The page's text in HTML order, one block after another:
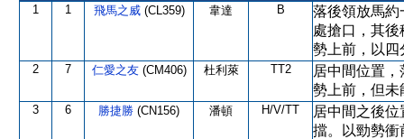
1
1 飛馬之威 (CL359) 韋達 B
落後領放馬約
處搶口，其
勢上前，以四
2 7 仁愛之友 (CM406) 杜利萊 TT2
居中間位置
勢上前，但未
3 6 勝捷勝 (CN156) 潘頓 H/V/TT
居中間之後
擋。以勁勢衝